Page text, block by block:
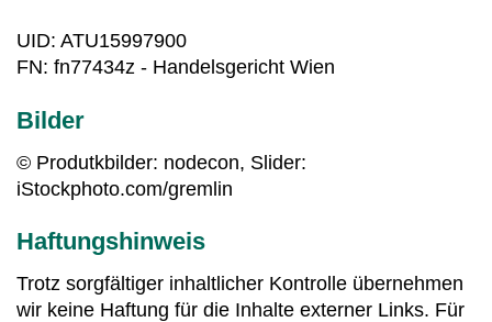
UID: ATU15997900
FN: fn77434z - Handelsgericht Wien
Bilder
© Produtkbilder: nodecon, Slider:
iStockphoto.com/gremlin
Haftungshinweis
Trotz sorgfältiger inhaltlicher Kontrolle übernehmen
wir keine Haftung für die Inhalte externer Links. Für